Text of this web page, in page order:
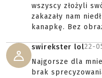
wszyscy złożyli
zakazały nam
kanapkę. Bez
swirekster lol22-
Najgorsze dla
brak